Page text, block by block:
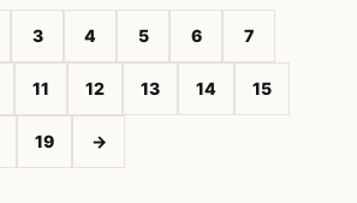
3 4 5 6 7
11 12 13 14 15
19 →